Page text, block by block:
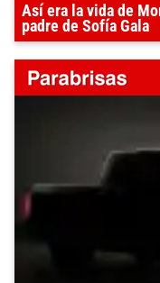
Así era la vida de
padre de Sofía Gala